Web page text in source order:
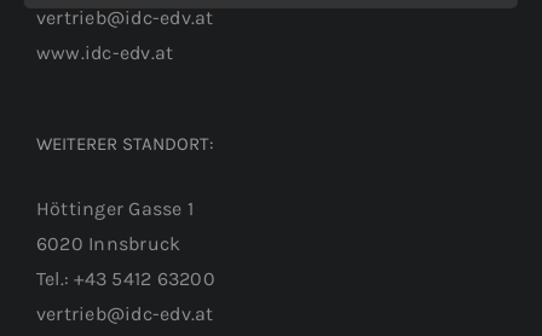
vertrieb@idc-edv.at
www.idc-edv.at
WEITERER STANDORT:
Höttinger Gasse 1
6020 Innsbruck
Tel.: +43 5412 63200
vertrieb@idc-edv.at